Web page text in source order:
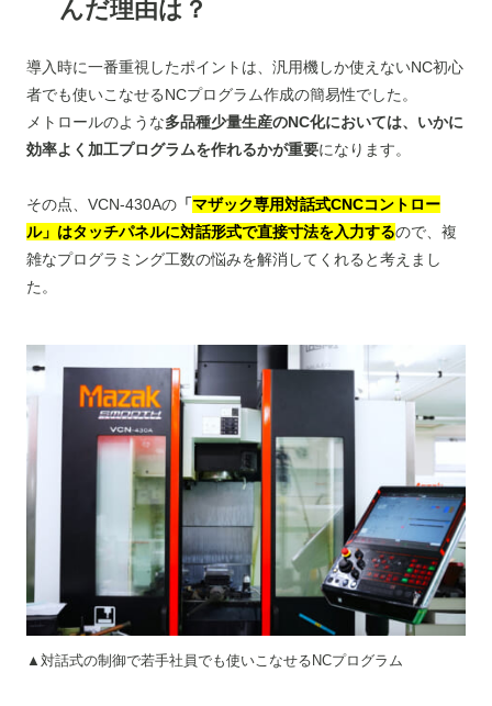
んだ理由は？
導入時に一番重視したポイントは、汎用機しか使えないNC初心
者でも使いこなせるNCプログラム作成の簡易性でした。
メトロールのような多品種少量生産のNC化においては、いかに
効率よく加工プログラムを作れるかが重要になります。
その点、VCN-430Aの「マザック専用対話式CNCコントロー
ル」はタッチパネルに対話形式で直接寸法を入力するので、複
雑なプログラミング工数の悩みを解消してくれると考えまし
た。
▲対話式の制御で若手社員でも使いこなせるNCプログラム